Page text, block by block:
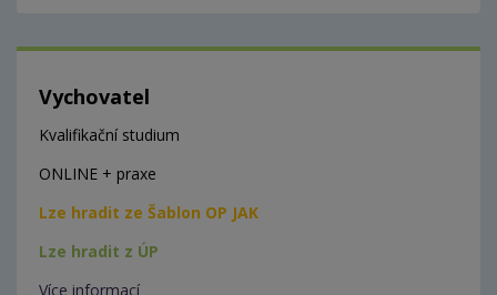
Vychovatel
Kvalifikační studium
ONLINE + praxe
Lze hradit ze Šablon OP JAK
Lze hradit z ÚP
Více informací